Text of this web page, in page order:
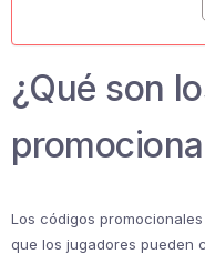
¿Qué son
Los códigos
que los jugadores pueden